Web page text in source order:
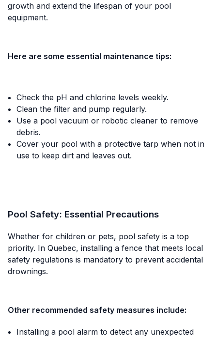
growth and extend the lifespan of your pool
equipment.
Here are some essential maintenance tips:
Check the pH and chlorine levels weekly.
Clean the filter and pump regularly.
Use a pool vacuum or robotic cleaner to remove
debris.
Cover your pool with a protective tarp when not in
use to keep dirt and leaves out.
Pool Safety: Essential Precautions
Whether for children or pets, pool safety is a top
priority. In Quebec, installing a fence that meets local
safety regulations is mandatory to prevent accidental
drownings.
Other recommended safety measures include:
Installing a pool alarm to detect any unexpected